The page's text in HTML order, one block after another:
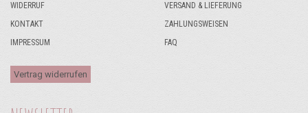
WIDERRUF
KONTAKT
IMPRESSUM
VERSAND & LIEFERUNG
ZAHLUNGSWEISEN
FAQ
Vertrag widerrufen